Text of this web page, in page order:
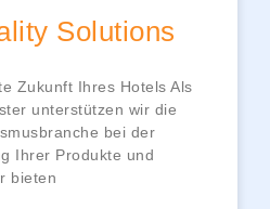
Solutions
Zukunft Ihres Hotels Als
unterstützen wir die
bei der
Ihrer Produkte und
bieten